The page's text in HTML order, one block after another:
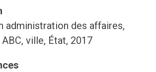
administration des affaires,
ville, État, 2017